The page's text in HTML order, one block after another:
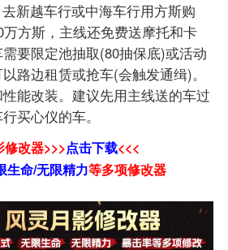
新越车行或中海车行用方斯购
方斯，主线还免费送摩托和卡
要限定池抽取(80抽保底)或活动
路边租赁或抢车(会触发通缉)。
能改装。建议先用主线送的车过
买心仪的车。
修改器>>>点击下载<<<
生命/无限精力等多项修改器